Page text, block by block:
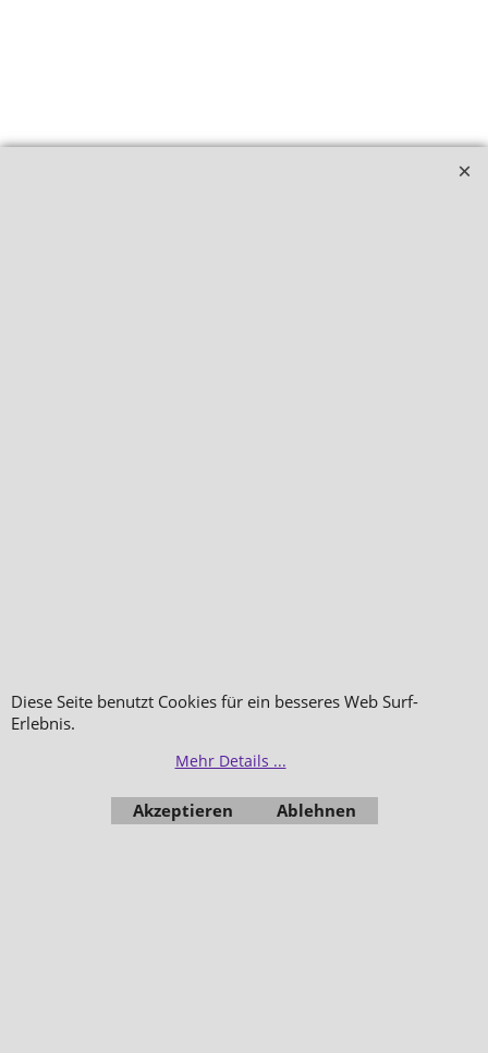
Diese Seite benutzt Cookies für ein besseres Web Surf-
Erlebnis.
Mehr Details ...
Akzeptieren Ablehnen